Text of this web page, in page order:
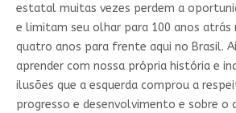
estatal muitas vezes perdem a
e limitam seu olhar para 100 anos atrás
quatro anos para frente aqui no Brasil.
aprender com nossa própria história e
ilusões que a esquerda comprou a
progresso e desenvolvimento e sobre o